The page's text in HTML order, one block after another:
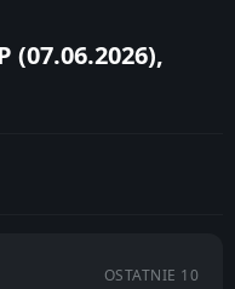
(07.06.2026),
OSTATNIE 10